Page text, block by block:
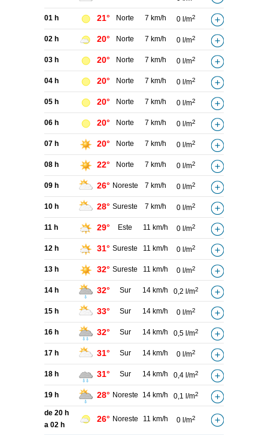
01 h 21° Norte 7 km/h 0 l/m2
02 h 20° Norte 7 km/h 0 l/m2
03 h 20° Norte 7 km/h 0 l/m2
04 h 20° Norte 7 km/h 0 l/m2
05 h 20° Norte 7 km/h 0 l/m2
06 h 20° Norte 7 km/h 0 l/m2
07 h 20° Norte 7 km/h 0 l/m2
08 h 22° Norte 7 km/h 0 l/m2
09 h 26° Noreste 7 km/h 0 l/m2
10 h 28° Sureste 7 km/h 0 l/m2
11 h 29° Este 11 km/h 0 l/m2
12 h 31° Sureste 11 km/h 0 l/m2
13 h 32° Sureste 11 km/h 0 l/m2
14 h 32° Sur 14 km/h 0,2 l/m2
15 h 33° Sur 14 km/h 0 l/m2
16 h 32° Sur 14 km/h 0,5 l/m2
17 h 31° Sur 14 km/h 0 l/m2
18 h 31° Sur 14 km/h 0,4 l/m2
19 h 28° Noreste 14 km/h 0,1 l/m2
de 20 h
a 02 h
26° Noreste 11 km/h 0 l/m2